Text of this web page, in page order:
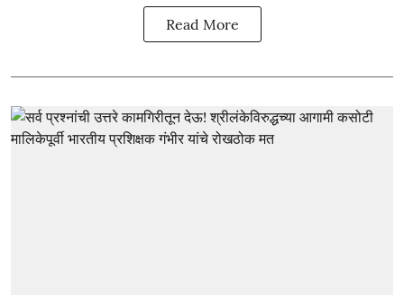
Read More